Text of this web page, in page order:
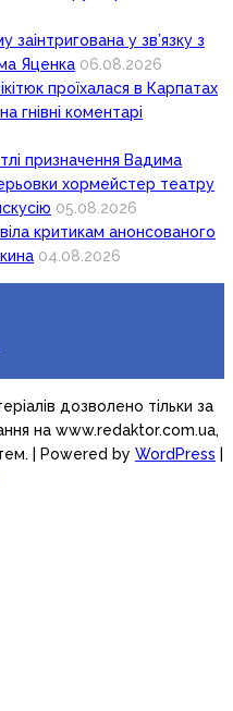
заінтригована у зв’язку з
Яценка 06.08.2026
проїхалася в Карпатах
гнівні коментарі
призначення Вадима
хормейстер театру
05.08.2026
критикам анонсованого
04.08.2026
дозволено тільки за
на www.redaktor.com.ua,
| Powered by WordPress